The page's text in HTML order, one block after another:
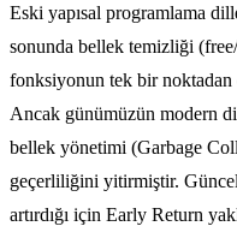
Eski yapısal programlama
sonunda bellek temizliği
fonksiyonun tek bir noktadan
Ancak günümüzün modern
bellek yönetimi (Garbage
geçerliliğini yitirmiştir.
artırdığı için Early Return